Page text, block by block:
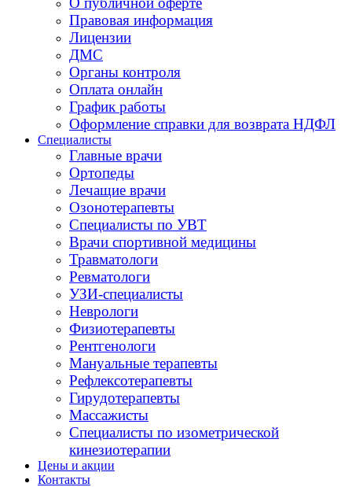
Правовая информация
Лицензии
ДМС
Органы контроля
Оплата онлайн
График работы
Оформление справки для возврата НДФЛ
Специалисты
Главные врачи
Ортопеды
Лечащие врачи
Озонотерапевты
Специалисты по УВТ
Врачи спортивной медицины
Травматологи
Ревматологи
УЗИ-специалисты
Неврологи
Физиотерапевты
Рентгенологи
Мануальные терапевты
Рефлексотерапевты
Гирудотерапевты
Массажисты
Специалисты по изометрической
кинезиотерапии
Цены и акции
Контакты